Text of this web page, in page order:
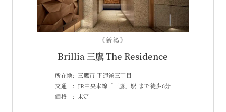
《新築》
Brillia 三鷹 The Residence
所在地: 三鷹市 下連雀三丁目
交通 : JR中央本線「三鷹」駅 まで徒歩6分
価格 : 未定